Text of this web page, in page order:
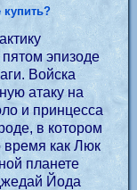
купить?
эпизоде
Войска
атаку на
и принцесса
в котором
время как Люк
планете
Йода